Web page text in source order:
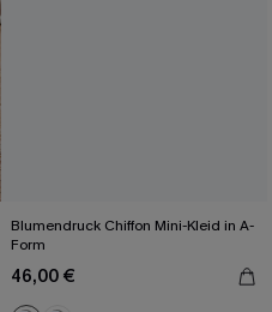
Blumendruck Chiffon Mini-Kleid in A-
Form
46,00 €